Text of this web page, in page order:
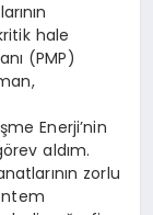
hale
(PMP)
Enerji’nin
aldım.
zorlu